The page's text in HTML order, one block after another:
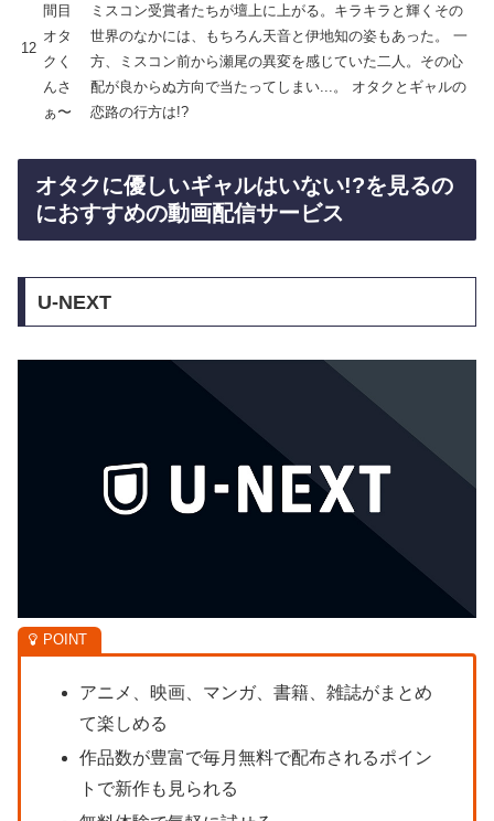
12
間目
オタ
クく
んさ
ぁ〜
ミスコン受賞者たちが壇上に上がる。キラキラと輝くその
世界のなかには、もちろん天音と伊地知の姿もあった。 一
方、ミスコン前から瀬尾の異変を感じていた二人。その心
配が良からぬ方向で当たってしまい...。 オタクとギャルの
恋路の行方は!?
オタクに優しいギャルはいない!?を見るの
におすすめの動画配信サービス
U-NEXT
アニメ、映画、マンガ、書籍、雑誌がまとめ
て楽しめる
作品数が豊富で毎月無料で配布されるポイン
トで新作も見られる